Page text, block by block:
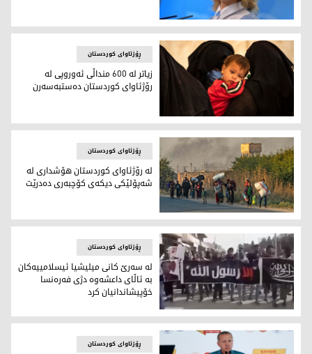
زاخارۆڤا: له‌ ناوچه‌كانی ژێرده‌سه‌ڵاتی هه‌سه‌ده‌ جموجوڵی داعش
زیاتر لە 600 منداڵی ئەوروپی لە رۆژئاوای کوردستان دەستبەسەرن
ڕۆژئاوای کوردستان
زیاتر لە 600 منداڵی ئەوروپی لە
رۆژئاوای کوردستان دەستبەسەرن
لە رۆژئاوای كوردستان ھۆشداری لە شەپۆلێكی دیكەی
ڕۆژئاوای کوردستان
لە رۆژئاوای كوردستان ھۆشداری لە
شەپۆلێكی دیكەی كۆچبەری دەدرێت
له‌ سه‌رێ كانی میلیشیا ئیسلامییه‌كان به‌ ئاڵای داعشه‌وه‌ دژی
ڕۆژئاوای کوردستان
له‌ سه‌رێ كانی میلیشیا ئیسلامییه‌كان
به‌ ئاڵای داعشه‌وه‌ دژی فه‌ره‌نسا
خۆپیشاندانیان كرد
ڕۆژئاوای کوردستان